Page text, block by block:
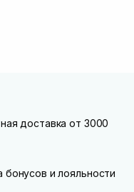
доставка от 3000
бонусов и лояльности